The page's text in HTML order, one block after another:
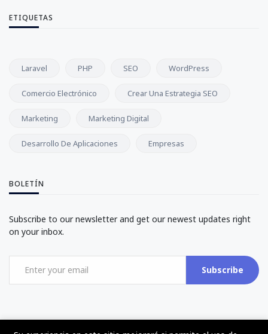
ETIQUETAS
Laravel PHP SEO WordPress
Comercio Electrónico Crear Una Estrategia SEO
Marketing Marketing Digital
Desarrollo De Aplicaciones Empresas
BOLETÍN
Subscribe to our newsletter and get our newest updates right
on your inbox.
Subscribe